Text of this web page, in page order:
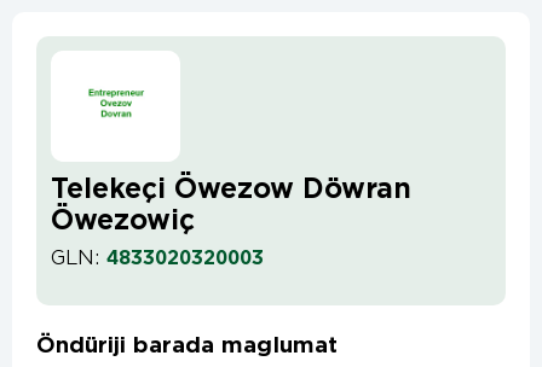
Telekeçi Öwezow Döwran
Öwezowiç
GLN: 4833020320003
Öndüriji barada maglumat